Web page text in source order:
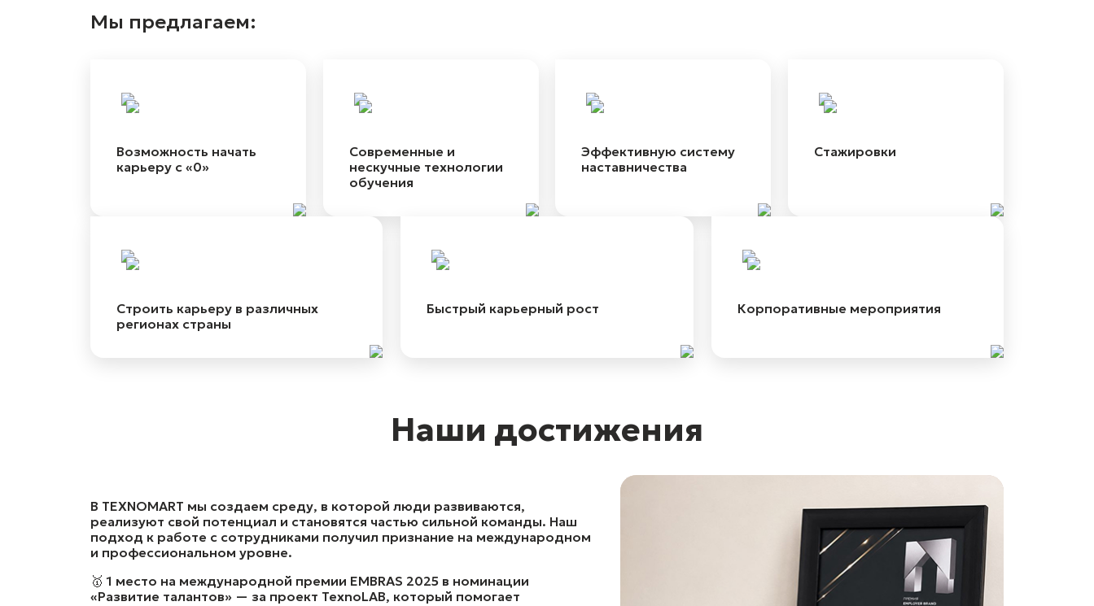
Мы предлагаем:
Возможность начать
карьеру с «0»
Современные и
нескучные технологии
обучения
Эффективную систему
наставничества
Стажировки
Строить карьеру в различных
регионах страны
Быстрый карьерный рост Корпоративные мероприятия
Наши достижения
В TEXNOMART мы создаем среду, в которой люди развиваются,
реализуют свой потенциал и становятся частью сильной команды. Наш
подход к работе с сотрудниками получил признание на международном
и профессиональном уровне.
🥇 1 место на международной премии EMBRAS 2025 в номинации
«Развитие талантов» — за проект TexnoLAB, который помогает